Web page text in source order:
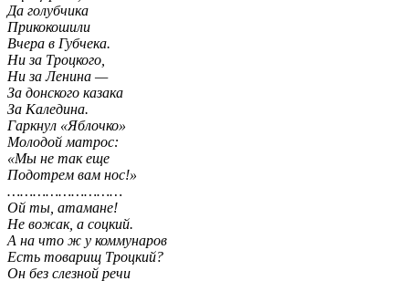
Да голубчика
Прикокошили
Вчера в Губчека.
Ни за Троцкого,
Ни за Ленина —
За донского казака
За Каледина.
Гаркнул «Яблочко»
Молодой матрос:
«Мы не так еще
Подотрем вам нос!»
………………………
Ой ты, атамане!
Не вожак, а соцкий.
А на что ж у коммунаров
Есть товарищ Троцкий?
Он без слезной речи